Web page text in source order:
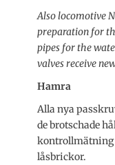
Also locomotive
preparation for
pipes for the
valves receive
Hamra
Alla nya
de brotschade
kontrollmätning
låsbrickor.